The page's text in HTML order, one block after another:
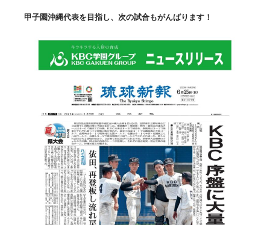
甲子園沖縄代表を目指し、次の試合もがんばります！